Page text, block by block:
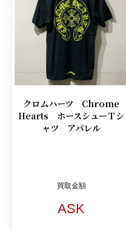
クロムハーツ Chrome
Hearts ホースシューＴシ
ャツ アパレル
買取金額
ASK